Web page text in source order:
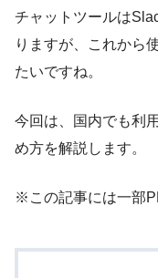
チャットツールは
りますが、これから
たいですね。
今回は、国内でも利
め方を解説します。
※この記事には一部